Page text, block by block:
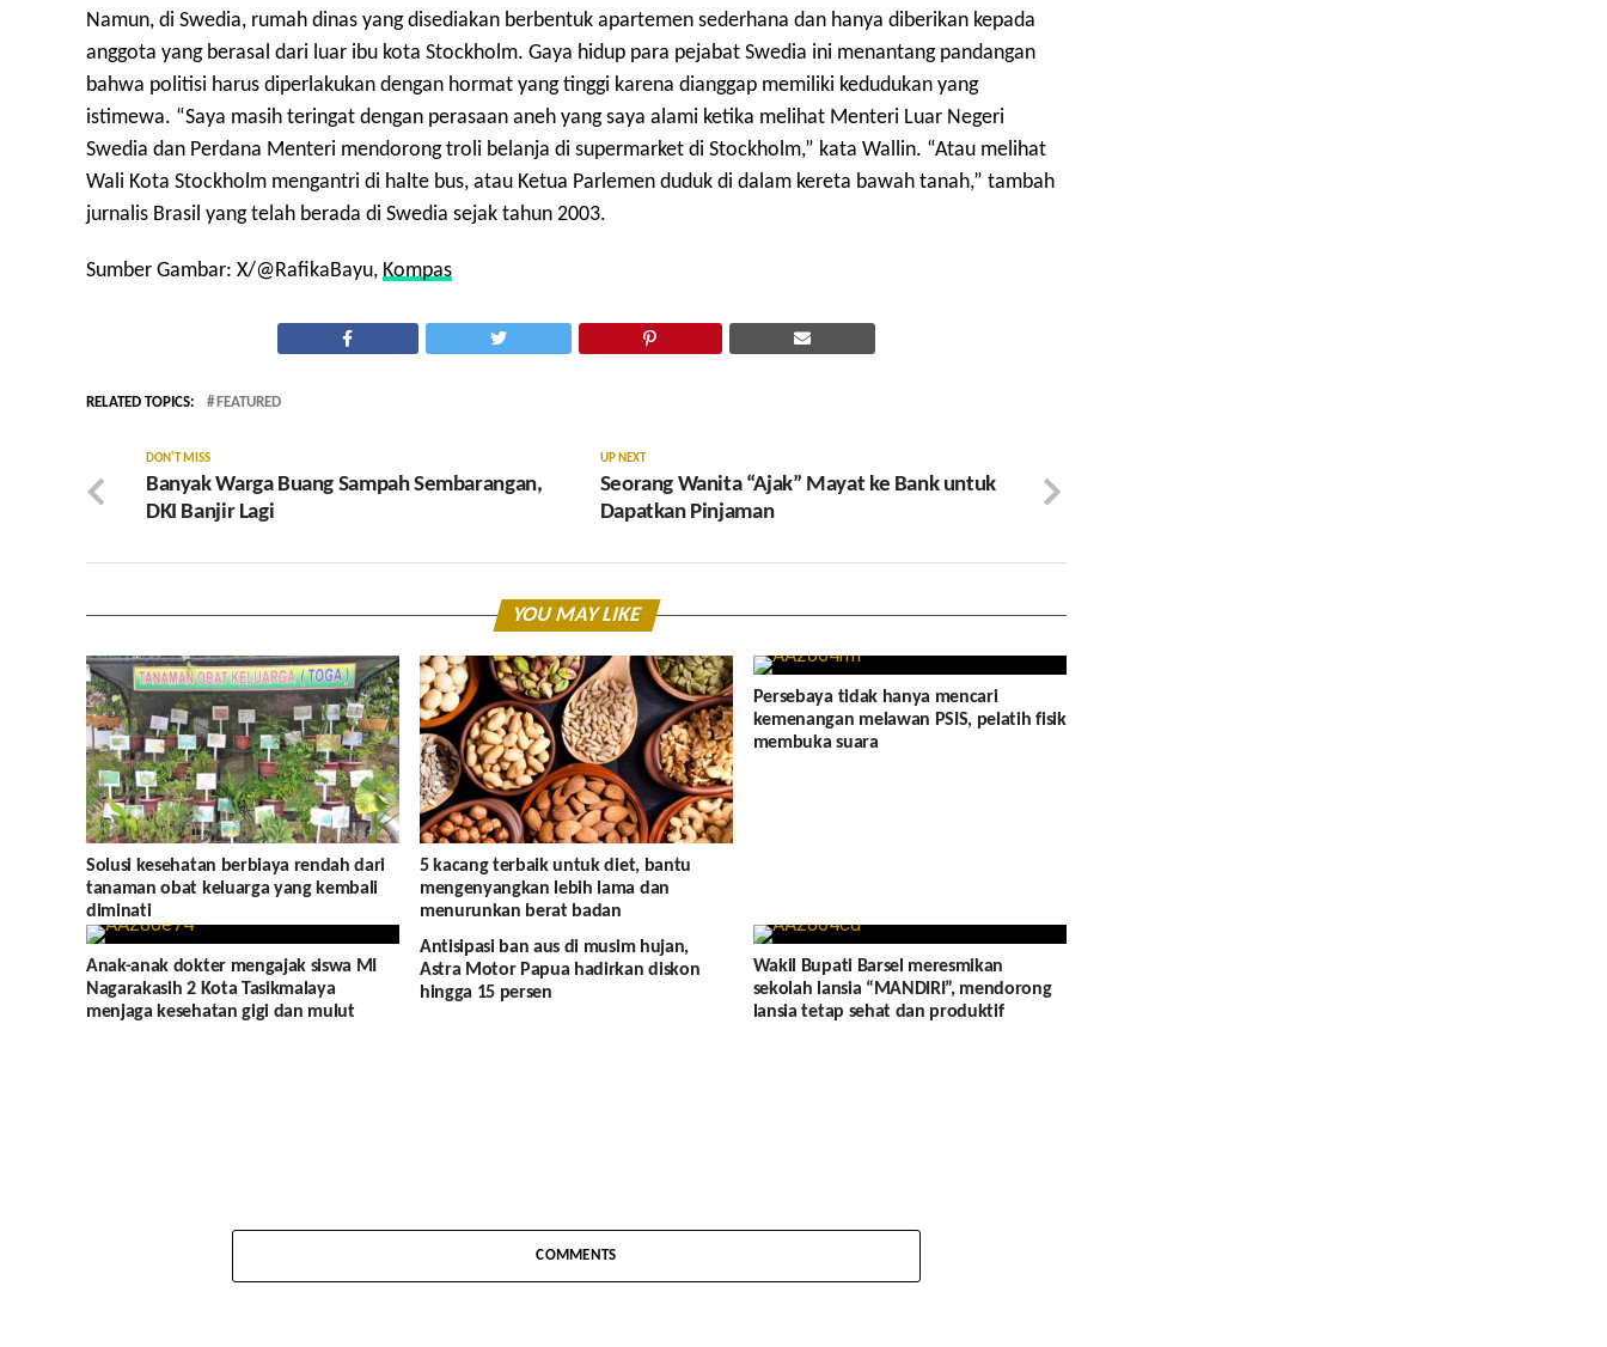
Namun, di Swedia, rumah dinas yang disediakan berbentuk apartemen sederhana dan hanya diberikan kepada
anggota yang berasal dari luar ibu kota Stockholm. Gaya hidup para pejabat Swedia ini menantang pandangan
bahwa politisi harus diperlakukan dengan hormat yang tinggi karena dianggap memiliki kedudukan yang
istimewa. “Saya masih teringat dengan perasaan aneh yang saya alami ketika melihat Menteri Luar Negeri
Swedia dan Perdana Menteri mendorong troli belanja di supermarket di Stockholm,” kata Wallin. “Atau melihat
Wali Kota Stockholm mengantri di halte bus, atau Ketua Parlemen duduk di dalam kereta bawah tanah,” tambah
jurnalis Brasil yang telah berada di Swedia sejak tahun 2003.
Sumber Gambar: X/@RafikaBayu, Kompas
RELATED TOPICS: FEATURED
UP NEXT
Seorang Wanita “Ajak” Mayat ke Bank untuk
Dapatkan Pinjaman
DON'T MISS
Banyak Warga Buang Sampah Sembarangan,
DKI Banjir Lagi
YOU MAY LIKE
Solusi kesehatan berbiaya rendah dari
tanaman obat keluarga yang kembali
diminati
5 kacang terbaik untuk diet, bantu
mengenyangkan lebih lama dan
menurunkan berat badan
Persebaya tidak hanya mencari
kemenangan melawan PSIS, pelatih fisik
membuka suara
Anak-anak dokter mengajak siswa MI
Nagarakasih 2 Kota Tasikmalaya
menjaga kesehatan gigi dan mulut
Antisipasi ban aus di musim hujan,
Astra Motor Papua hadirkan diskon
hingga 15 persen
Wakil Bupati Barsel meresmikan
sekolah lansia “MANDIRI”, mendorong
lansia tetap sehat dan produktif
COMMENTS